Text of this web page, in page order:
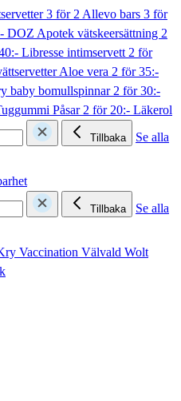
3 för 2 Allevo bars 3 för
DOZ Apotek vätskeersättning 2
Libresse intimservett2 för
Aloe vera 2 för 35:-
baby bomullspinnar2 för 30:-
Påsar2 för 20:- Läkerol
Tillbaka
Se alla
Tillbaka
Se alla
Vaccination Välvald Wolt